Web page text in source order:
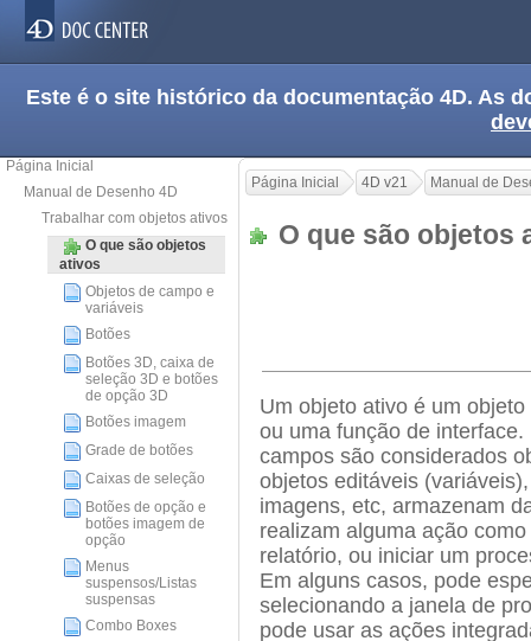
Este é o site histórico da documentação 4D. As
Página Inicial
Manual de Desenho 4D
Trabalhar com objetos ativos
O que são objetos
ativos
Objetos de campo e
variáveis
Botões
Botões 3D, caixa de
seleção 3D e botões
de opção 3D
Botões imagem
Grade de botões
Caixas de seleção
Botões de opção e
botões imagem de
opção
Menus
suspensos/Listas
suspensas
Combo Boxes
Página Inicial 4D v21 Manual de
O que são
Um objeto ativo é um
ou uma função de
campos são considerados
objetos editáveis
imagens, etc, armazenam
realizam alguma ação
relatório, ou iniciar um
Em alguns casos, pode
selecionando a janela de
pode usar as ações